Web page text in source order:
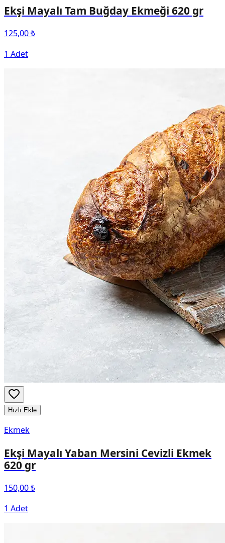
Ekşi Mayalı Tam Buğday Ekmeği 620 gr
125,00 ₺
1 Adet
Hızlı Ekle
Ekmek
Ekşi Mayalı Yaban Mersini Cevizli Ekmek
620 gr
150,00 ₺
1 Adet